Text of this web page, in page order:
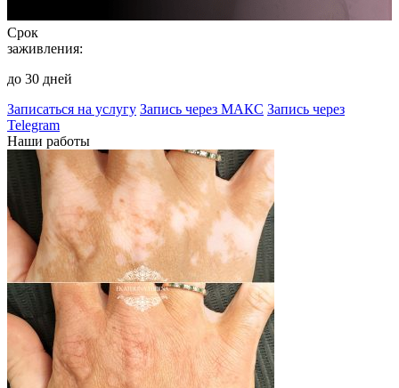
Срок
заживления:
до 30 дней
Записаться на услугу Запись через МАКС Запись через
Telegram
Наши работы